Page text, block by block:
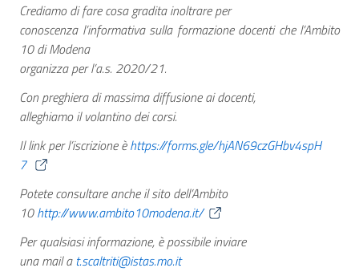
Crediamo di fare cosa gradita inoltrare per
conoscenza l’informativa sulla formazione docenti che l’Ambito
10 di Modena
organizza per l’a.s. 2020/21.
Con preghiera di massima diffusione ai docenti,
alleghiamo il volantino dei corsi.
Il link per l’iscrizione èhttps://forms.gle/hjAN69czGHbv4spH
7
Potete consultare anche il sito dell’Ambito
10http://www.ambito10modena.it/
Per qualsiasi informazione, è possibile inviare
una mail at.scaltriti@istas.mo.it